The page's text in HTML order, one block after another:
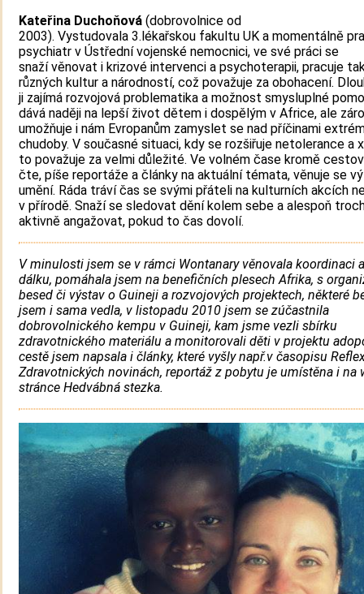
Kateřina Duchoňová (dobrovolnice od
2003). Vystudovala 3.lékařskou fakultu UK a momentálně
psychiatr v Ústřední vojenské nemocnici, ve své práci se
snaží věnovat i krizové intervenci a psychoterapii, pracuje
různých kultur a národností, což považuje za obohacení.
ji zajímá rozvojová problematika a možnost smysluplné
dává naději na lepší život dětem i dospělým v Africe, ale
umožňuje i nám Evropanům zamyslet se nad příčinami
chudoby. V současné situaci, kdy se rozšiřuje netolerance a
to považuje za velmi důležité. Ve volném čase kromě
čte, píše reportáže a články na aktuální témata, věnuje se
umění. Ráda tráví čas se svými přáteli na kulturních akcích
v přírodě. Snaží se sledovat dění kolem sebe a alespoň
aktivně angažovat, pokud to čas dovolí.
V minulosti jsem se v rámci Wontanary věnovala koordinaci
dálku, pomáhala jsem na benefičních plesech Afrika, s
besed či výstav o Guineji a rozvojových projektech, některé
jsem i sama vedla, v listopadu 2010 jsem se zúčastnila
dobrovolnického kempu v Guineji, kam jsme vezli sbírku
zdravotnického materiálu a monitorovali děti v projektu
cestě jsem napsala i články, které vyšly např.v časopisu
Zdravotnických novinách, reportáž z pobytu je umístěna i na
stránce Hedvábná stezka.